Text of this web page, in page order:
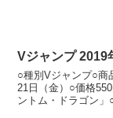
Vジャンプ 2019
○種別Vジャンプ○商
21日（金）○価格
ントム・ドラゴン